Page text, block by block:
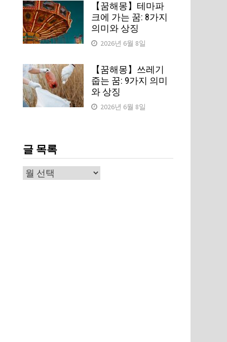
【꿈해몽】테마파
크에 가는 꿈: 8가지
의미와 상징
2026년 6월 8일
【꿈해몽】쓰레기
줍는 꿈: 9가지 의미
와 상징
2026년 6월 8일
글 목록
글